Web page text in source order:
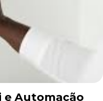
e Automação